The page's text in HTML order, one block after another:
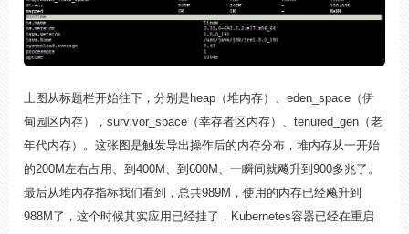
上图从标题栏开始往下，分别是heap（堆内存）、eden_space（伊
甸园区内存），survivor_space（幸存者区内存）、tenured_gen（老
年代内存）。这张图是触发导出操作后的内存分布，堆内存从一开始
的200M左右占用、到400M、到600M、一瞬间就飚升到900多兆了。
最后从堆内存指标我们看到，总共989M，使用的内存已经飚升到
988M了，这个时候其实应用已经挂了，Kubernetes容器已经在重启